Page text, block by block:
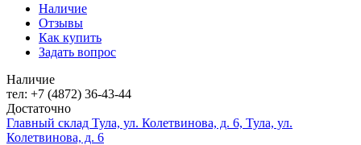
Наличие
Отзывы
Как купить
Задать вопрос
Наличие
тел: +7 (4872) 36-43-44
Достаточно
Главный склад Тула, ул. Колетвинова, д. 6, Тула, ул.
Колетвинова, д. 6